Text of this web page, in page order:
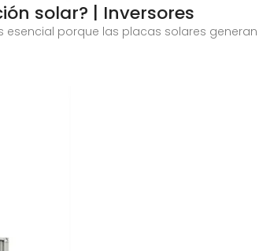
solar? | Inversores
esencial porque las placas solares